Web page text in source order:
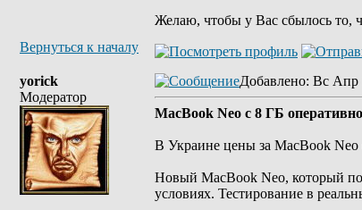
Желаю, чтобы у Вас сбылось то,
Вернуться к началу
yorick
Модератор
Добавлено: Вс Апр
MacBook Neo с 8 ГБ
В Украине цены за MacBook Neo
Новый MacBook Neo, который
условиях. Тестирование в